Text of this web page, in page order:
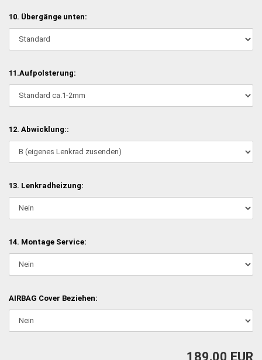
10. Übergänge unten:
11.Aufpolsterung:
12. Abwicklung::
13. Lenkradheizung:
14. Montage Service:
AIRBAG Cover Beziehen:
189,00 EUR